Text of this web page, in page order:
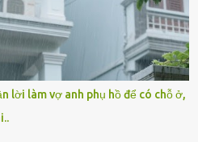
nhẫn tâm: bỏ lại đứa trẻ. Họ
dưỡng” và ký vào giấy từ chối
xử lý bé như một trường hợp bị
của họ – Trần Lệ Mi – vẫn đang
hay biết chuyện gì xảy ra.
cảnh sát công tác tại địa phương,
đưa đi trong lặng lẽ. Nét mặt đỏ
lời làm vợ anh phụ hồ để có chỗ ở,